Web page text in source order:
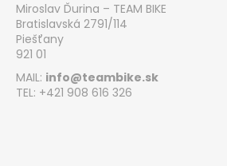
Miroslav Ďurina – TEAM BIKE
Bratislavská 2791/114
Piešťany
921 01
MAIL: info@teambike.sk
TEL: +421 908 616 326